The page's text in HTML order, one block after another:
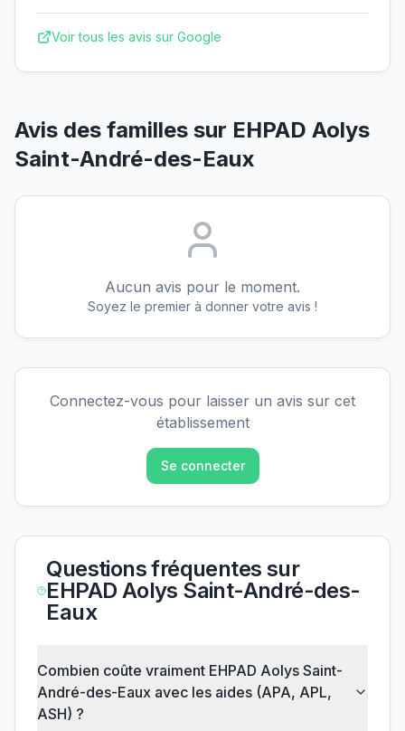
Voir tous les avis sur Google
Avis des familles sur EHPAD Aolys
Saint-André-des-Eaux
Aucun avis pour le moment.
Soyez le premier à donner votre avis !
Connectez-vous pour laisser un avis sur cet
établissement
Se connecter
Questions fréquentes sur
EHPAD Aolys Saint-André-des-
Eaux
Combien coûte vraiment EHPAD Aolys Saint-
André-des-Eaux avec les aides (APA, APL,
ASH) ?